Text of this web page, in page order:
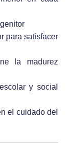
para satisfacer
la madurez
y social
el cuidado del